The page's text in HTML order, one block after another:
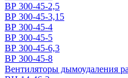
ВР 300-45-2,5
ВР 300-45-3,15
ВР 300-45-4
ВР 300-45-5
ВР 300-45-6,3
ВР 300-45-8
Вентиляторы дымоудаления